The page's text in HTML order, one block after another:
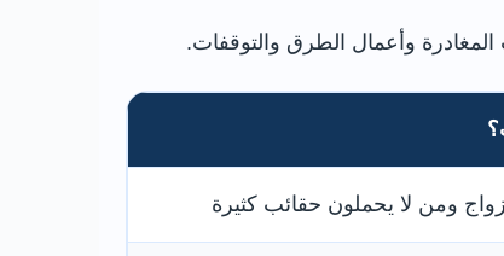
ومن لا يحملون حقائب كثيرة